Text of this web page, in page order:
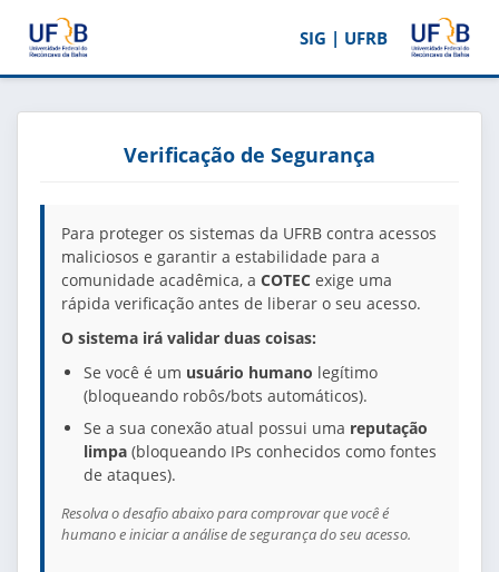
SIG | UFRB
Verificação de Segurança
Para proteger os sistemas da UFRB contra acessos
maliciosos e garantir a estabilidade para a
comunidade acadêmica, a COTEC exige uma
rápida verificação antes de liberar o seu acesso.
O sistema irá validar duas coisas:
Se você é um usuário humano legítimo
(bloqueando robôs/bots automáticos).
Se a sua conexão atual possui uma reputação
limpa (bloqueando IPs conhecidos como fontes
de ataques).
Resolva o desafio abaixo para comprovar que você é
humano e iniciar a análise de segurança do seu acesso.